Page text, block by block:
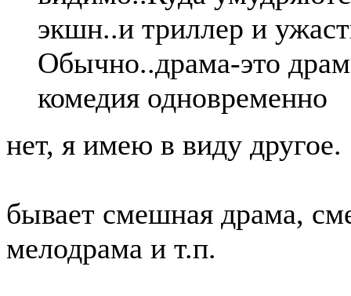
экшн..и триллер и
Обычно..драма-это
комедия одновременно
нет, я имею в виду другое.
бывает смешная драма,
мелодрама и т.п.